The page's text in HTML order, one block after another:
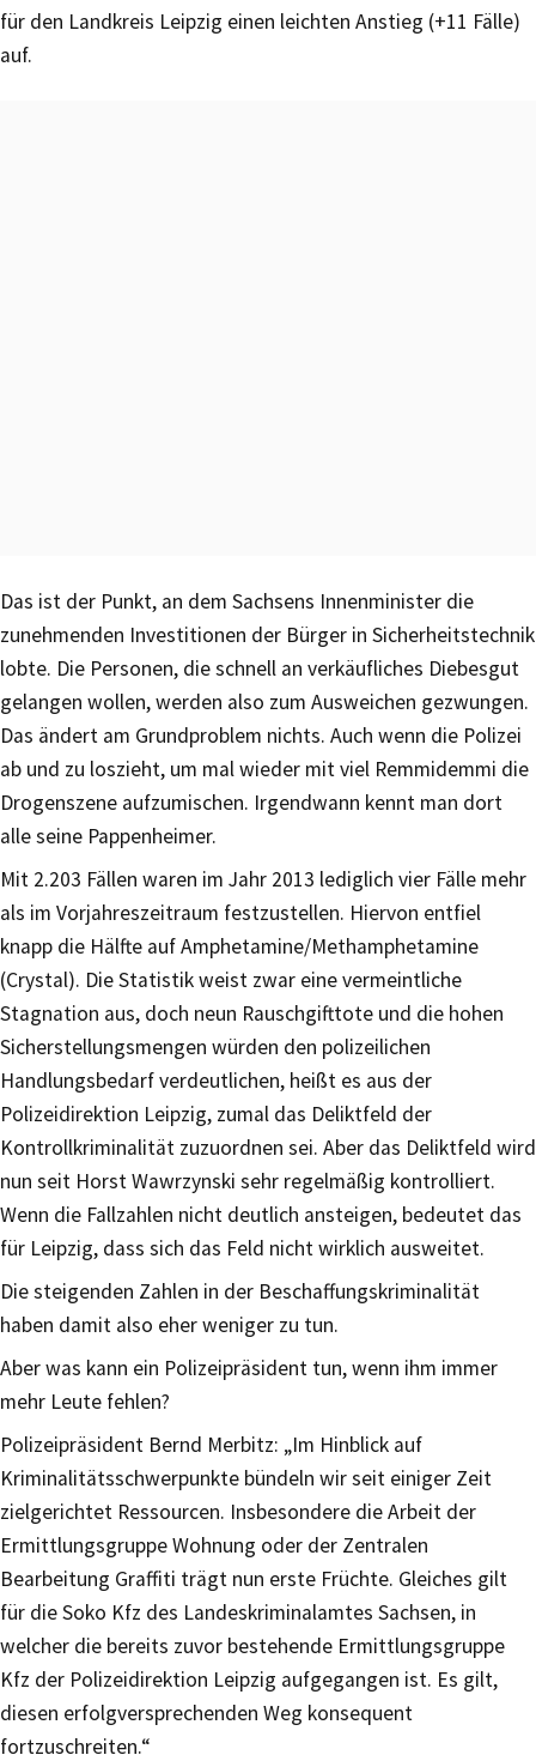
für den Landkreis Leipzig einen leichten Anstieg (+11 Fälle)
auf.
Das ist der Punkt, an dem Sachsens Innenminister die
zunehmenden Investitionen der Bürger in Sicherheitstechnik
lobte. Die Personen, die schnell an verkäufliches Diebesgut
gelangen wollen, werden also zum Ausweichen gezwungen.
Das ändert am Grundproblem nichts. Auch wenn die Polizei
ab und zu loszieht, um mal wieder mit viel Remmidemmi die
Drogenszene aufzumischen. Irgendwann kennt man dort
alle seine Pappenheimer.
Mit 2.203 Fällen waren im Jahr 2013 lediglich vier Fälle mehr
als im Vorjahreszeitraum festzustellen. Hiervon entfiel
knapp die Hälfte auf Amphetamine/Methamphetamine
(Crystal). Die Statistik weist zwar eine vermeintliche
Stagnation aus, doch neun Rauschgifttote und die hohen
Sicherstellungsmengen würden den polizeilichen
Handlungsbedarf verdeutlichen, heißt es aus der
Polizeidirektion Leipzig, zumal das Deliktfeld der
Kontrollkriminalität zuzuordnen sei. Aber das Deliktfeld wird
nun seit Horst Wawrzynski sehr regelmäßig kontrolliert.
Wenn die Fallzahlen nicht deutlich ansteigen, bedeutet das
für Leipzig, dass sich das Feld nicht wirklich ausweitet.
Die steigenden Zahlen in der Beschaffungskriminalität
haben damit also eher weniger zu tun.
Aber was kann ein Polizeipräsident tun, wenn ihm immer
mehr Leute fehlen?
Polizeipräsident Bernd Merbitz: „Im Hinblick auf
Kriminalitätsschwerpunkte bündeln wir seit einiger Zeit
zielgerichtet Ressourcen. Insbesondere die Arbeit der
Ermittlungsgruppe Wohnung oder der Zentralen
Bearbeitung Graffiti trägt nun erste Früchte. Gleiches gilt
für die Soko Kfz des Landeskriminalamtes Sachsen, in
welcher die bereits zuvor bestehende Ermittlungsgruppe
Kfz der Polizeidirektion Leipzig aufgegangen ist. Es gilt,
diesen erfolgversprechenden Weg konsequent
fortzuschreiten.“